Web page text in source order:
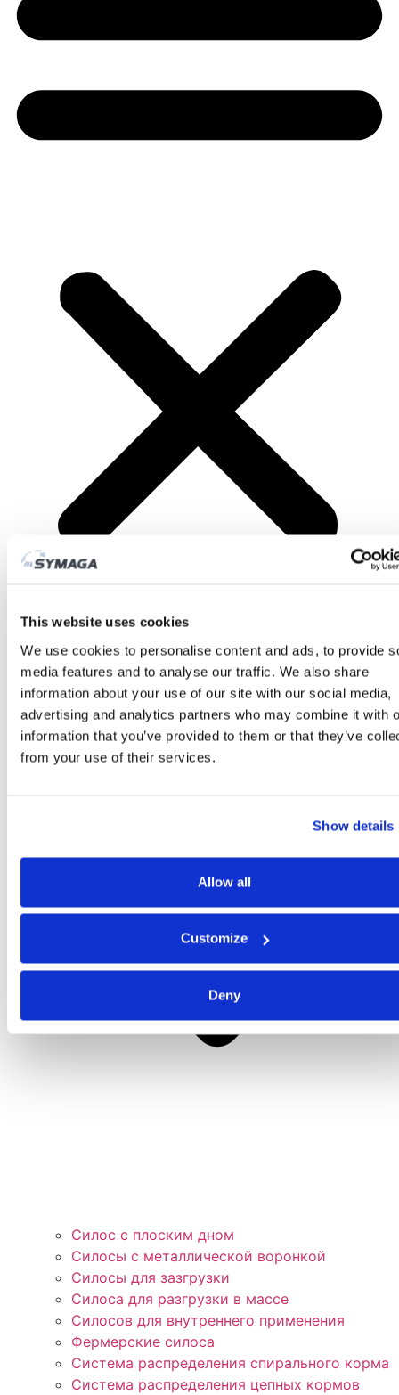
This website uses cookies
We use cookies to personalise content and ads, to provide
media features and to analyse our traffic. We also share
information about your use of our site with our social media,
advertising and analytics partners who may combine it with
information that you’ve provided to them or that they’ve
from your use of their services.
Show details
Allow all
Customize
Deny
ПРОДУКТЫ
Силос с плоским дном
Силосы с металлической воронкой
Силосы для зазгрузки
Силоса для разгрузки в массе
Силосов для внутреннего применения
Фермерские силоса
Система распределения спирального корма
Система распределения цепных кормов